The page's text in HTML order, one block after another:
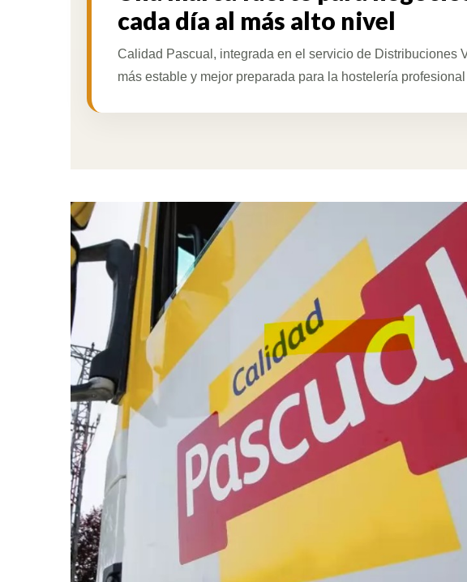
cada día al más alto nivel
Calidad Pascual, integrada en el servicio de Distribuciones
más estable y mejor preparada para la hostelería